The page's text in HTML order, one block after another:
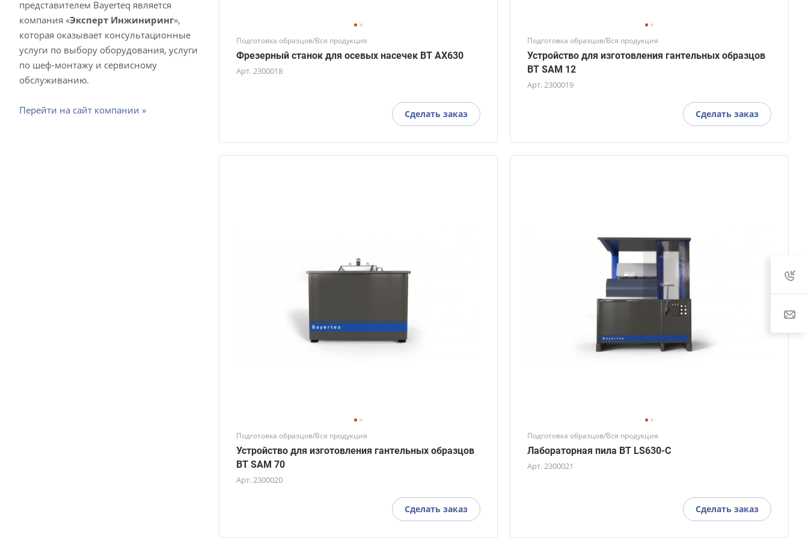
Подготовка образцов/Вся продукция
Фрезерный станок для осевых насечек BT AX630
Арт.2300018
Сделать заказ
Подготовка образцов/Вся продукция
Устройство для изготовления гантельных образцов
BT SAM 12
Арт.2300019
Сделать заказ
Подготовка образцов/Вся продукция
Устройство для изготовления гантельных образцов
BT SAM 70
Арт.2300020
Сделать заказ
Подготовка образцов/Вся продукция
Лабораторная пила BT LS630-C
Арт.2300021
Сделать заказ
представителем Bayerteq является
компания «Эксперт Инжиниринг»,
которая оказывает консультационные
услуги по выбору оборудования, услуги
по шеф-монтажу и сервисному
обслуживанию.
Перейти на сайт компании »